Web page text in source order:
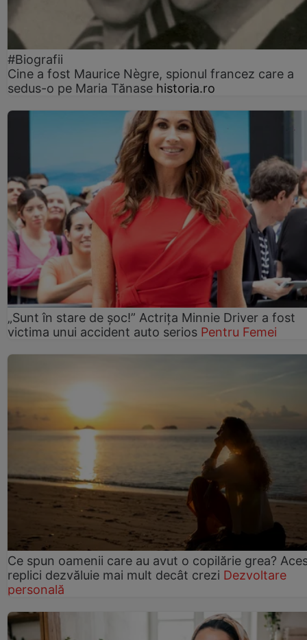
#Biografii
Cine a fost Maurice Nègre, spionul francez care a
sedus-o pe Maria Tănase historia.ro
„Sunt în stare de șoc!” Actrița Minnie Driver a fost
victima unui accident auto serios Pentru Femei
Ce spun oamenii care au avut o copilărie grea?
replici dezvăluie mai mult decât crezi Dezvoltare
personală